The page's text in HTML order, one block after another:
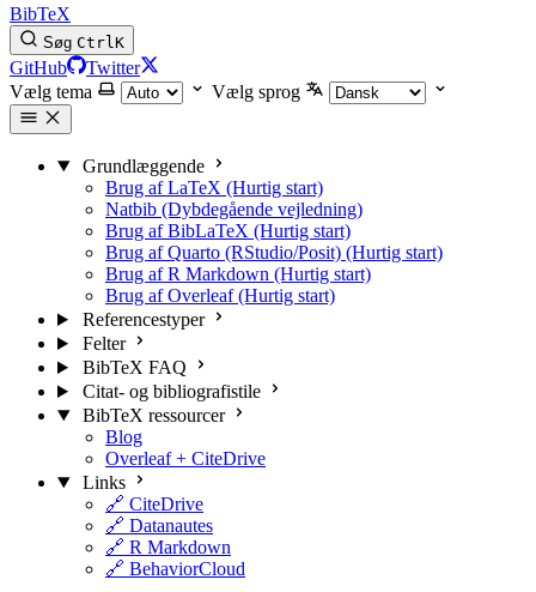
BibTeX
Søg CtrlK
GitHub
Twitter
Vælg tema
Vælg sprog
Grundlæggende
Brug af LaTeX (Hurtig start)
Natbib (Dybdegående vejledning)
Brug af BibLaTeX (Hurtig start)
Brug af Quarto (RStudio/Posit) (Hurtig start)
Brug af R Markdown (Hurtig start)
Brug af Overleaf (Hurtig start)
Referencestyper
Felter
BibTeX FAQ
Citat- og bibliografistile
BibTeX ressourcer
Blog
Overleaf + CiteDrive
Links
🔗 CiteDrive
🔗 Datanautes
🔗 R Markdown
🔗 BehaviorCloud